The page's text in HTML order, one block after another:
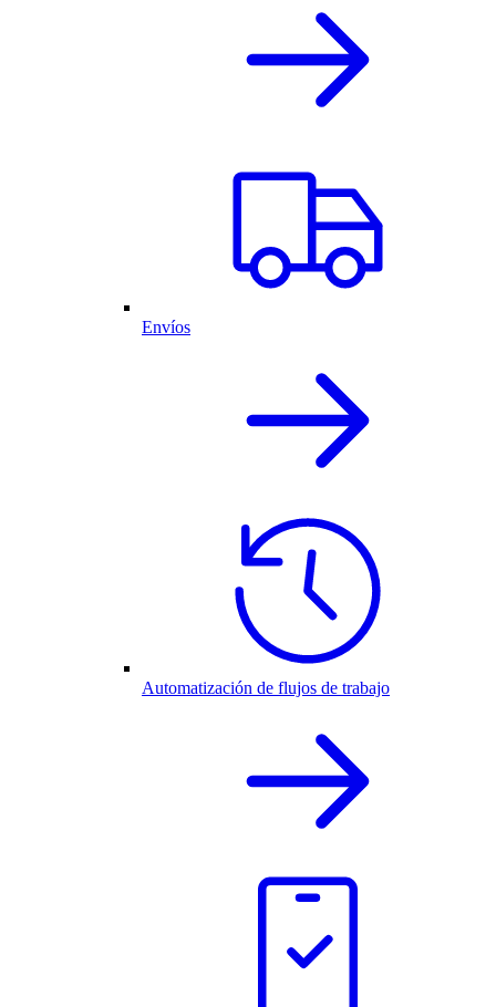
Envíos
Automatización de flujos de trabajo